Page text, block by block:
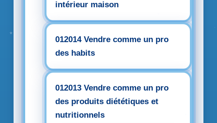
intérieur maison
012014 Vendre comme un pro
des habits
012013 Vendre comme un pro
des produits diététiques et
nutritionnels